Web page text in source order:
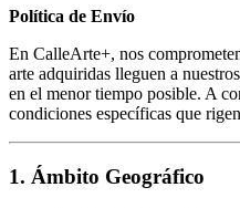
Política de Envío
En CalleArte+, nos
arte adquiridas lleguen a
en el menor tiempo posible. A
condiciones específicas que
1. Ámbito Geográfico